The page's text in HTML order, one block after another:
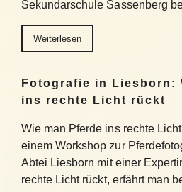
Sekundarschule Sassenberg
Weiterlesen
Fotografie in Liesborn:
ins rechte Licht rückt
Wie man Pferde ins rechte
einem Workshop zur
Abtei Liesborn mit einer
rechte Licht rückt, erfährt man